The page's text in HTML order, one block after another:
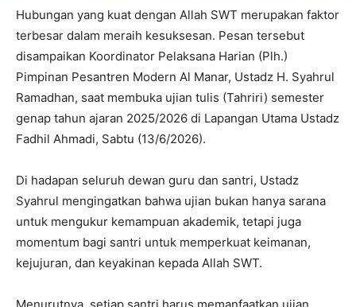
Hubungan yang kuat dengan Allah SWT merupakan faktor
terbesar dalam meraih kesuksesan. Pesan tersebut
disampaikan Koordinator Pelaksana Harian (Plh.)
Pimpinan Pesantren Modern Al Manar, Ustadz H. Syahrul
Ramadhan, saat membuka ujian tulis (Tahriri) semester
genap tahun ajaran 2025/2026 di Lapangan Utama Ustadz
Fadhil Ahmadi, Sabtu (13/6/2026).
Di hadapan seluruh dewan guru dan santri, Ustadz
Syahrul mengingatkan bahwa ujian bukan hanya sarana
untuk mengukur kemampuan akademik, tetapi juga
momentum bagi santri untuk memperkuat keimanan,
kejujuran, dan keyakinan kepada Allah SWT.